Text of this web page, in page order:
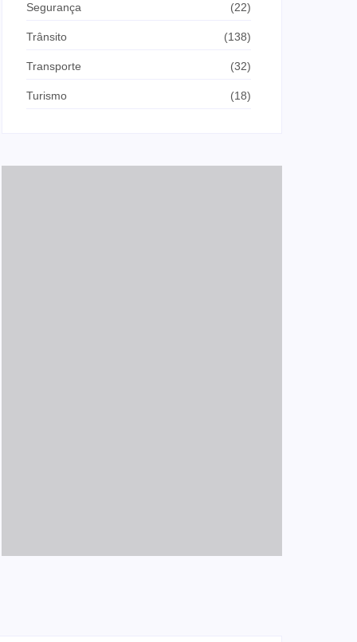
Segurança (22)
Trânsito (138)
Transporte (32)
Turismo (18)